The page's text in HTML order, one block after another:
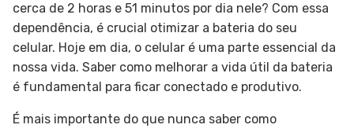
cerca de 2 horas e 51 minutos por dia nele? Com essa
dependência, é crucial otimizar a bateria do seu
celular. Hoje em dia, o celular é uma parte essencial da
nossa vida. Saber como melhorar a vida útil da bateria
é fundamental para ficar conectado e produtivo.
É mais importante do que nunca saber como